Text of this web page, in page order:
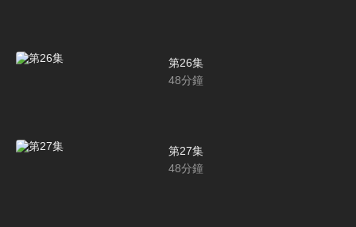
第26集
48分鐘
第27集
48分鐘